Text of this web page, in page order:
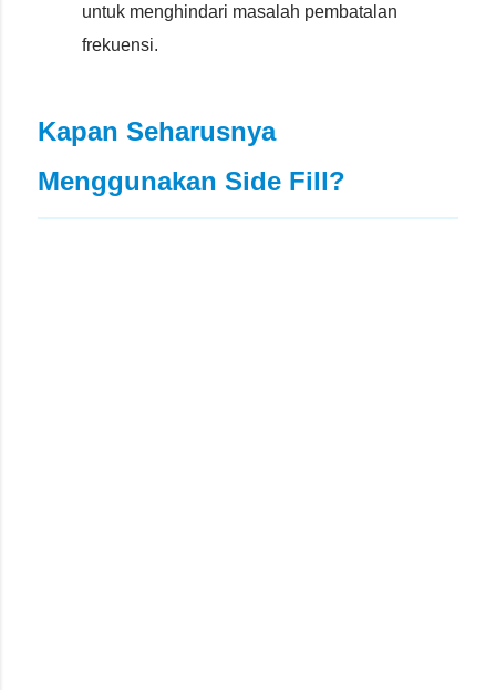
untuk menghindari masalah pembatalan
frekuensi.
Kapan Seharusnya
Menggunakan Side Fill?